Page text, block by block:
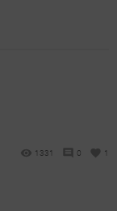
1331 0 1